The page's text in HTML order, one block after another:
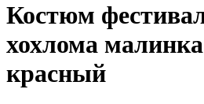
Костюм
хохлома
красный